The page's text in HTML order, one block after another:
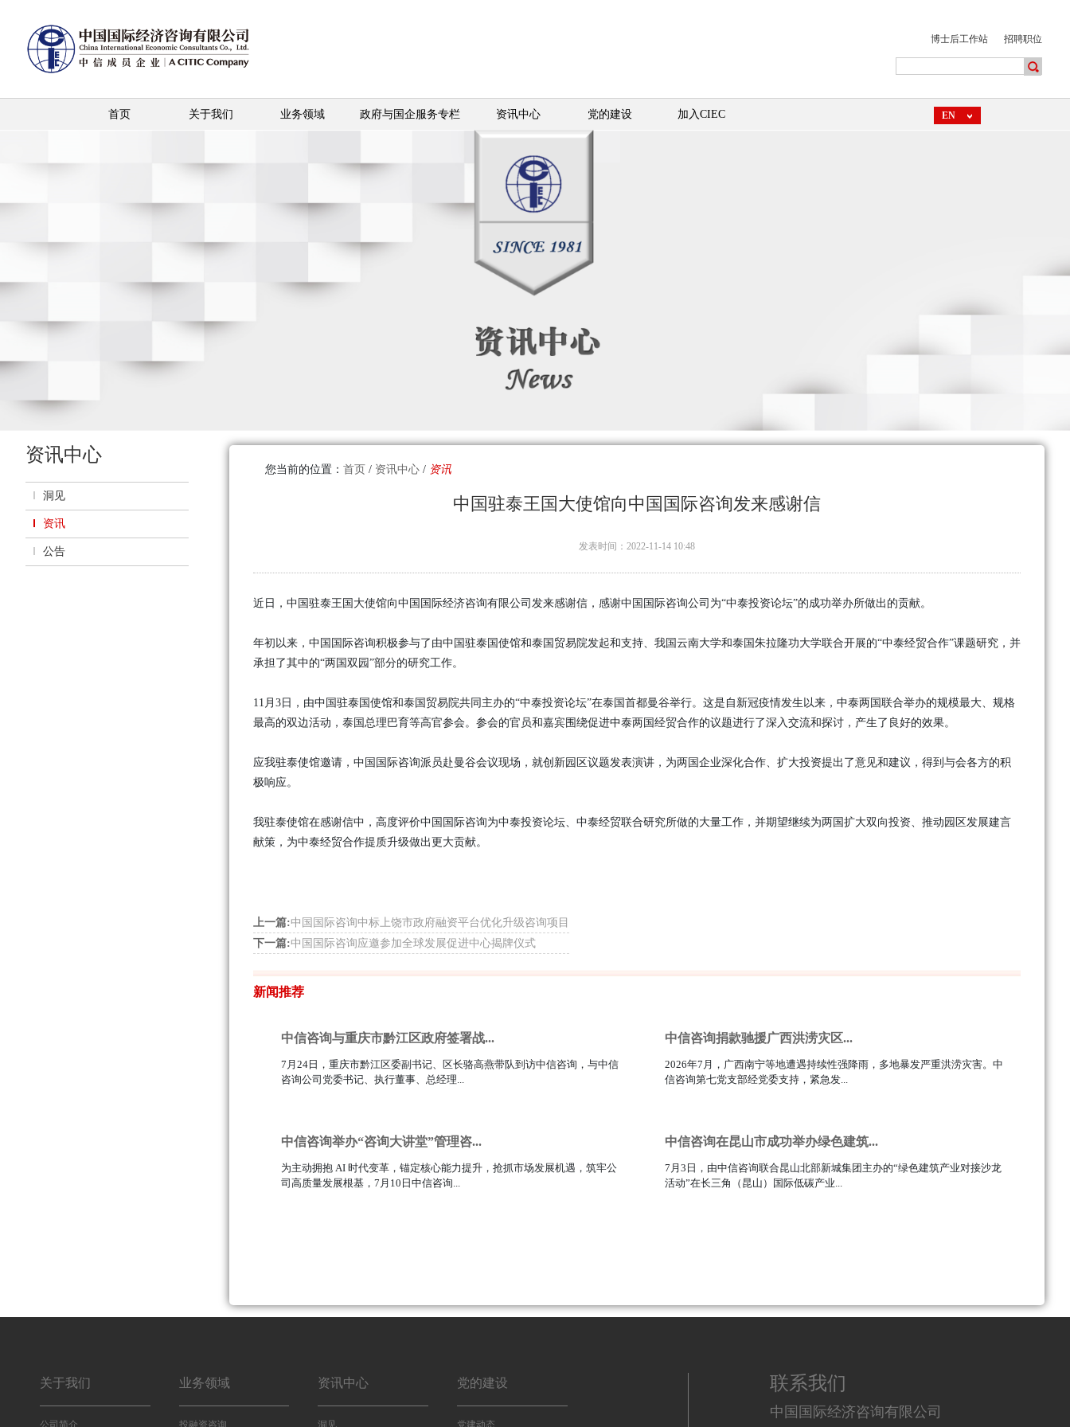
博士后工作站 招聘职位
首页 关于我们 业务领域 政府与国企服务专栏 资讯中心 党的建设 加入CIEC EN
资讯中心
洞见
资讯
公告
您当前的位置： 首页 / 资讯中心/ 资讯
中国驻泰王国大使馆向中国国际咨询发来感谢信
发表时间：2022-11-14 10:48
近日，中国驻泰王国大使馆向中国国际经济咨询有限公司发来感谢信，感谢中国国际咨询公司为“中泰投资论坛”的成功举办所做出的贡献。
年初以来，中国国际咨询积极参与了由中国驻泰国使馆和泰国贸易院发起和支持、我国云南大学和泰国朱拉隆功大学联合开展的“中泰经贸合作”课题研究，并
承担了其中的“两国双园”部分的研究工作。
11月3日，由中国驻泰国使馆和泰国贸易院共同主办的“中泰投资论坛”在泰国首都曼谷举行。这是自新冠疫情发生以来，中泰两国联合举办的规模最大、规格
最高的双边活动，泰国总理巴育等高官参会。参会的官员和嘉宾围绕促进中泰两国经贸合作的议题进行了深入交流和探讨，产生了良好的效果。
应我驻泰使馆邀请，中国国际咨询派员赴曼谷会议现场，就创新园区议题发表演讲，为两国企业深化合作、扩大投资提出了意见和建议，得到与会各方的积
极响应。
我驻泰使馆在感谢信中，高度评价中国国际咨询为中泰投资论坛、中泰经贸联合研究所做的大量工作，并期望继续为两国扩大双向投资、推动园区发展建言
献策，为中泰经贸合作提质升级做出更大贡献。
上一篇:中国国际咨询中标上饶市政府融资平台优化升级咨询项目
下一篇:中国国际咨询应邀参加全球发展促进中心揭牌仪式
新闻推荐
中信咨询与重庆市黔江区政府签署战...
7月24日，重庆市黔江区委副书记、区长骆高燕带队到访中信咨询，与中信
咨询公司党委书记、执行董事、总经理...
中信咨询捐款驰援广西洪涝灾区...
2026年7月，广西南宁等地遭遇持续性强降雨，多地暴发严重洪涝灾害。中
信咨询第七党支部经党委支持，紧急发...
中信咨询举办“咨询大讲堂”管理咨...
为主动拥抱 AI 时代变革，锚定核心能力提升，抢抓市场发展机遇，筑牢公
司高质量发展根基，7月10日中信咨询...
中信咨询在昆山市成功举办绿色建筑...
7月3日，由中信咨询联合昆山北部新城集团主办的“绿色建筑产业对接沙龙
活动”在长三角（昆山）国际低碳产业...
关于我们
公司简介
业务领域
投融资咨询
资讯中心
洞见
党的建设
党建动态
联系我们
中国国际经济咨询有限公司